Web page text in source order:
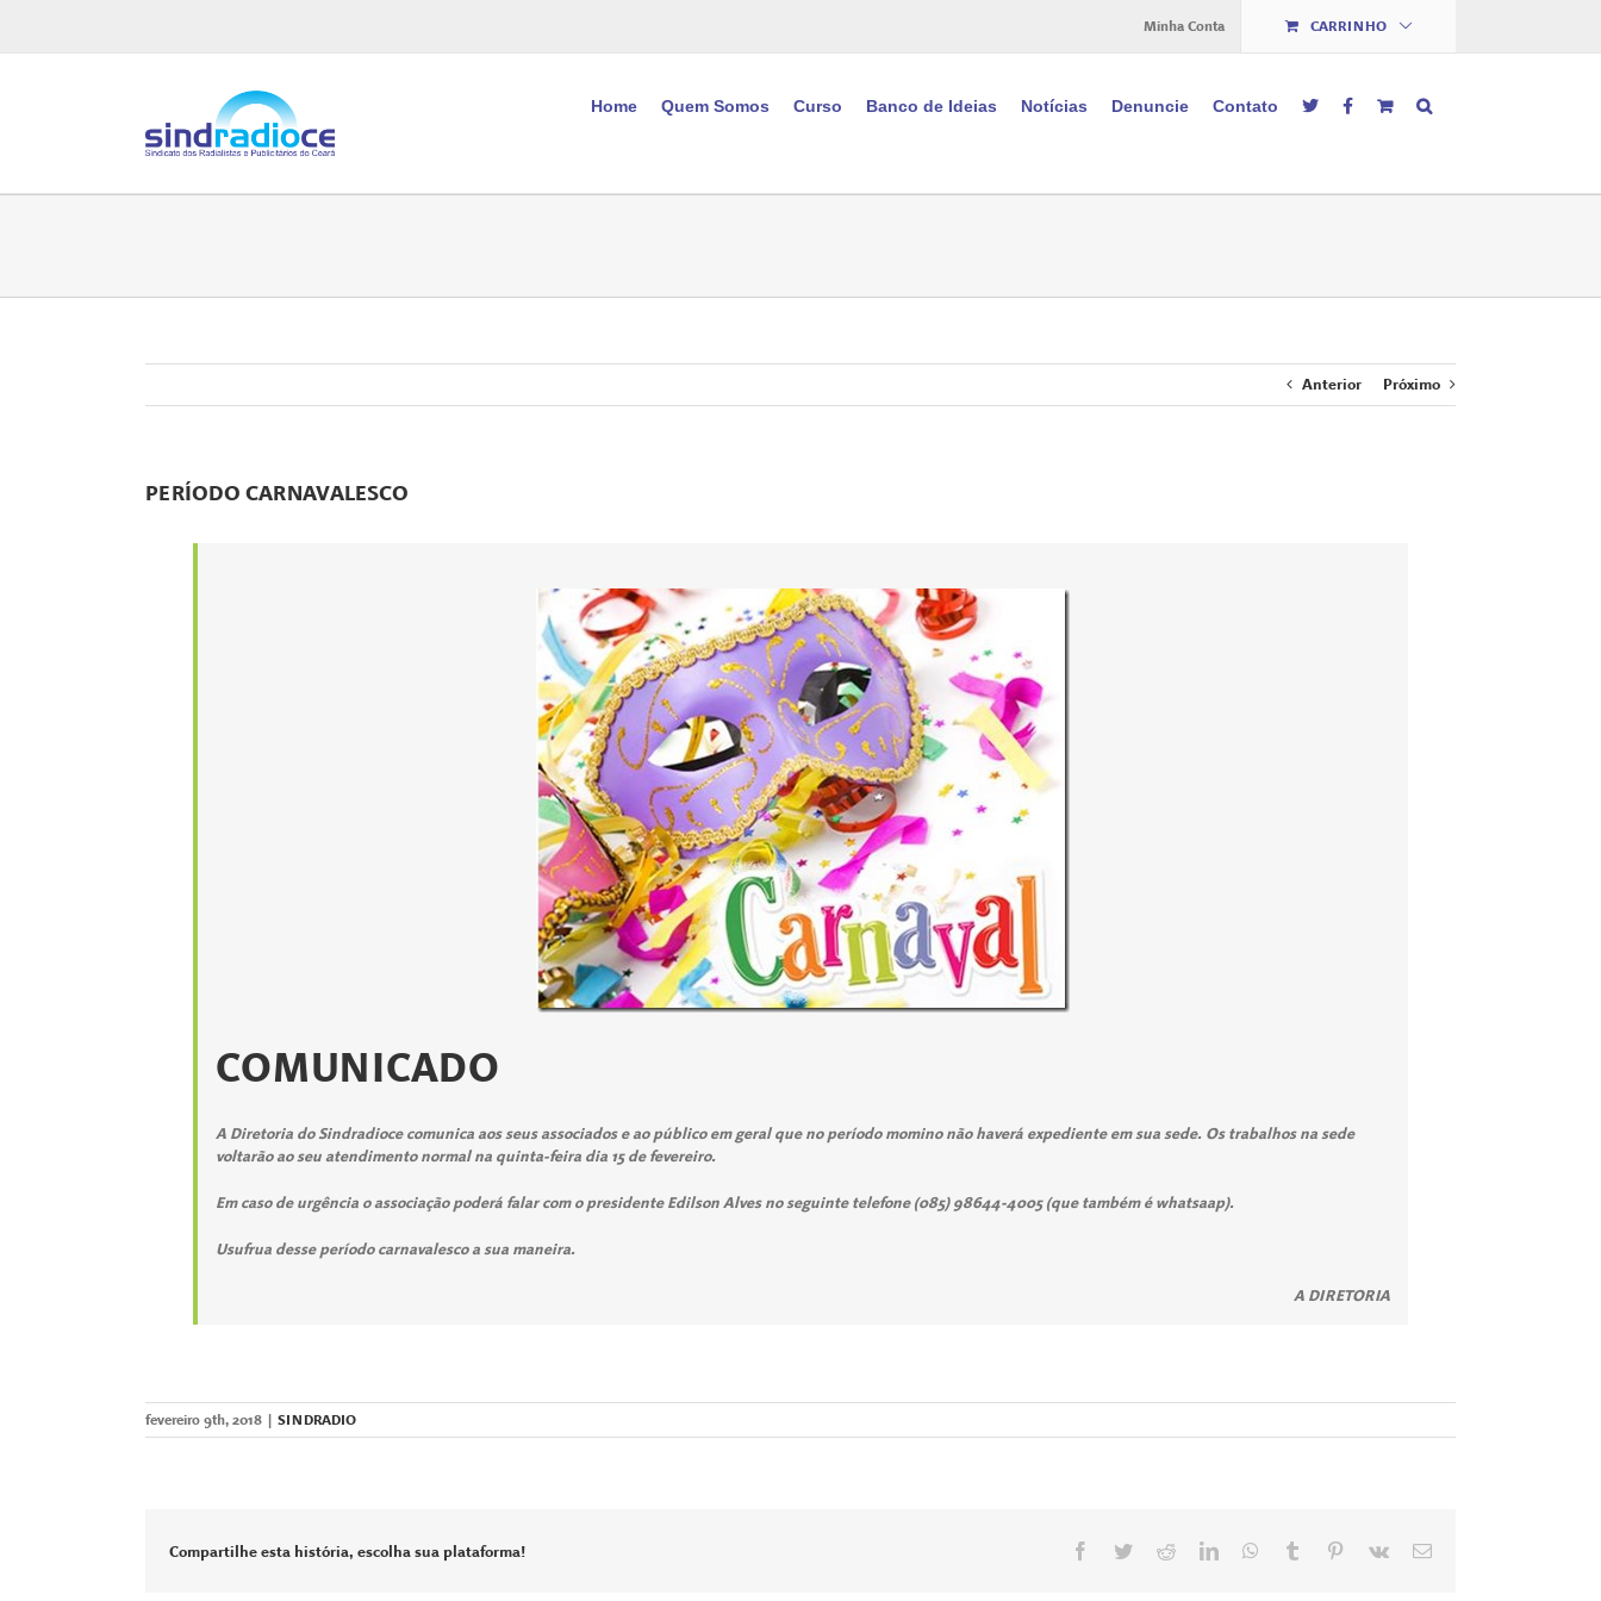
o
Minha Conta CARRINHO
Home Quem Somos Curso Banco de Ideias Notícias Denuncie Contato
Anterior Próximo
PERÍODO CARNAVALESCO
COMUNICADO
A Diretoria do Sindradioce comunica aos seus associados e ao público em geral que no período momino não haverá expediente em sua sede. Os trabalhos na sede
voltarão ao seu atendimento normal na quinta-feira dia 15 de fevereiro.
Em caso de urgência o associação poderá falar com o presidente Edilson Alves no seguinte telefone (085) 98644-4005 (que também é whatsaap).
Usufrua desse período carnavalesco a sua maneira.
A DIRETORIA
fevereiro 9th, 2018 SINDRADIO
Compartilhe esta história, escolha sua plataforma! Facebook
TwitterRedditLinkedInWhatsApp
Tumblr Pinterest
Vk
E-